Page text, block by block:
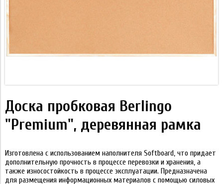
Доска пробковая Berlingo
"Premium", деревянная рамка
Изготовлена c использованием наполнителя Softboard, что придает
дополнительную прочность в процессе перевозки и хранения, а
также износостойкость в процессе эксплуатации. Предназначена
для размещения информационных материалов с помощью силовых